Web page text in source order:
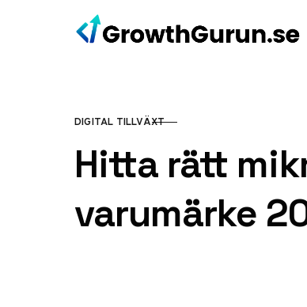
Hoppa till innehåll
KATEGORI
DIGITAL TILLVÄXT
Hitta rätt
varumärke